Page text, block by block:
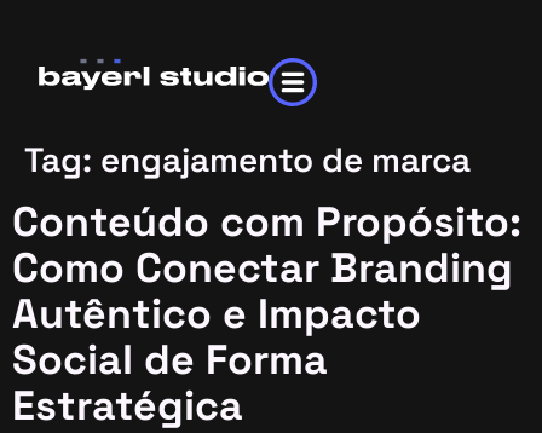
Tag: engajamento de marca
Conteúdo com Propósito:
Como Conectar Branding
Autêntico e Impacto
Social de Forma
Estratégica